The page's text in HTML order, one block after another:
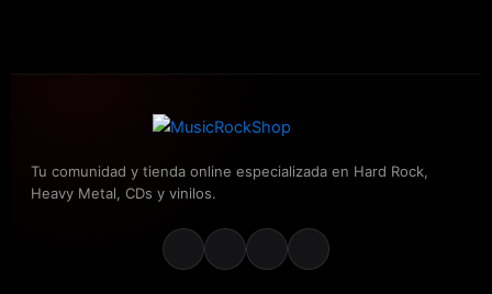
Tu comunidad y tienda online especializada en Hard Rock,
Heavy Metal, CDs y vinilos.